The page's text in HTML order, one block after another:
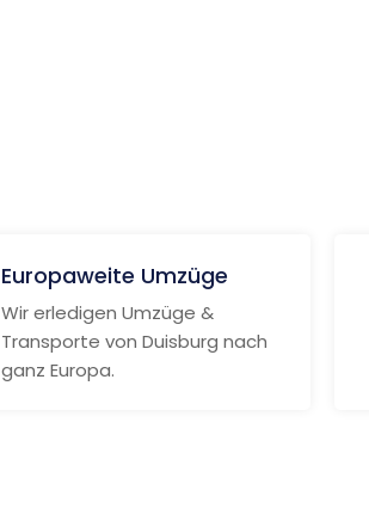
Europaweite Umzüge
Wir erledigen Umzüge &
Transporte von Duisburg nach
ganz Europa.